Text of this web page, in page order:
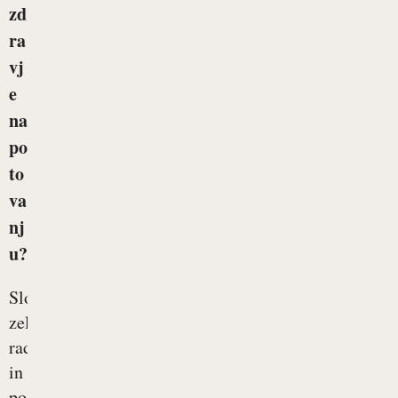
zd
ra
vj
e
na
po
to
va
nj
u?
Slovenci
zelo
radi
in